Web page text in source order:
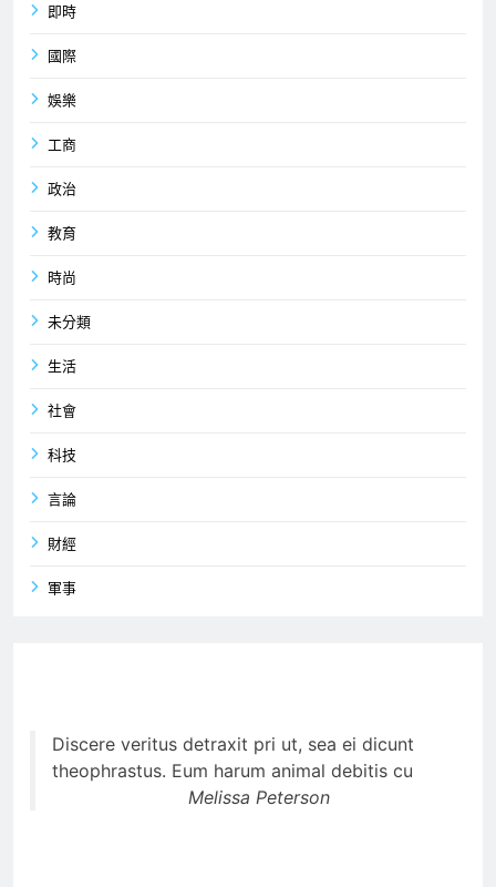
即時
國際
娛樂
工商
政治
教育
時尚
未分類
生活
社會
科技
言論
財經
軍事
Discere veritus detraxit pri ut, sea ei dicunt
theophrastus. Eum harum animal debitis cu
Melissa Peterson